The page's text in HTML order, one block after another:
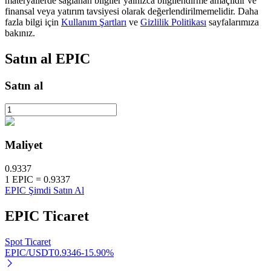
BTR Kilitleme
BTR sahiplerine özel yatırımlar
Krediler
finansal veya yatırım tavsiyesi olarak değerlendirilmemelidir. Daha
fazla bilgi için Kullanım Şartları ve Gizlilik Politikası sayfalarımıza
bakınız.
Satın al EPIC
Satın al
Maliyet
0.9337
1 EPIC = 0.9337
EPIC Şimdi Satın Al
EPIC Ticaret
Spot Ticaret
EPIC/USDT0.9346-15.90%